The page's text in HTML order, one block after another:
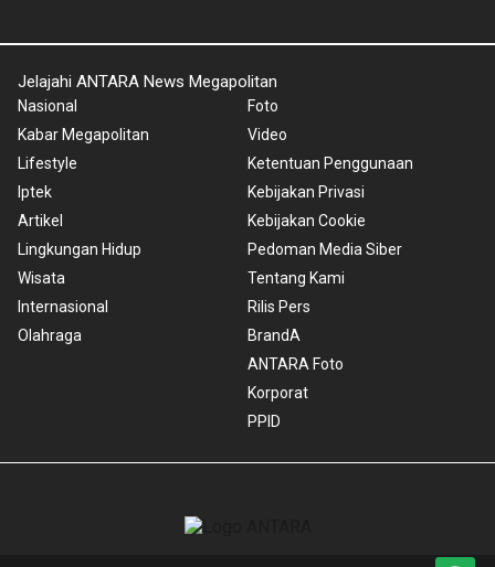
Jelajahi ANTARA News Megapolitan
Nasional
Kabar Megapolitan
Lifestyle
Iptek
Artikel
Lingkungan Hidup
Wisata
Internasional
Olahraga
Foto
Video
Ketentuan Penggunaan
Kebijakan Privasi
Kebijakan Cookie
Pedoman Media Siber
Tentang Kami
Rilis Pers
BrandA
ANTARA Foto
Korporat
PPID